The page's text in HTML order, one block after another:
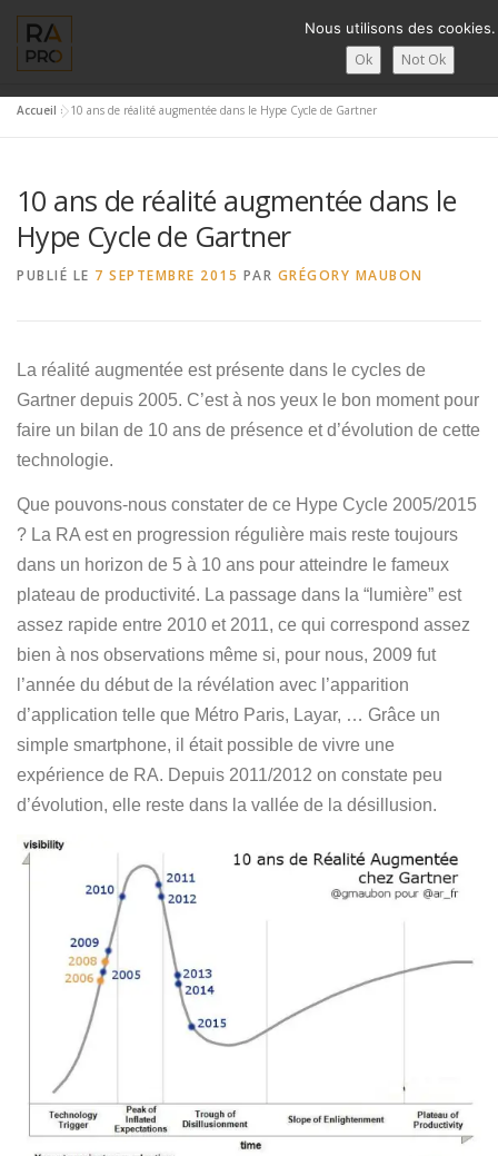
contenu
CONTACTS FRANÇAIS
English
Deutsch
简体中文
Español
Accueil »10 ans de réalité augmentée dans le Hype Cycle de Gartner
10 ans de réalité augmentée dans le
Hype Cycle de Gartner
PUBLIÉ LE 7 SEPTEMBRE 2015 PAR GRÉGORY MAUBON
La réalité augmentée est présente dans le cycles de
Gartner depuis 2005. C’est à nos yeux le bon moment pour
faire un bilan de 10 ans de présence et d’évolution de cette
technologie.
Que pouvons-nous constater de ce Hype Cycle 2005/2015
? La RA est en progression régulière mais reste toujours
dans un horizon de 5 à 10 ans pour atteindre le fameux
plateau de productivité. La passage dans la “lumière” est
assez rapide entre 2010 et 2011, ce qui correspond assez
bien à nos observations même si, pour nous, 2009 fut
l’année du début de la révélation avec l’apparition
d’application telle que Métro Paris, Layar, … Grâce un
simple smartphone, il était possible de vivre une
expérience de RA. Depuis 2011/2012 on constate peu
d’évolution, elle reste dans la vallée de la désillusion.
Nous utilisons des cookies.
Ok Not Ok